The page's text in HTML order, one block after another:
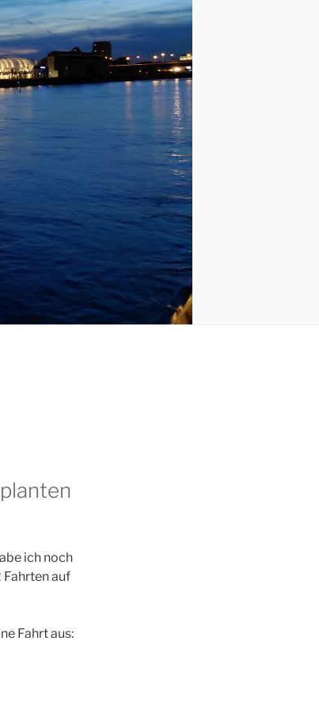
ich noch
auf
Fahrt aus: